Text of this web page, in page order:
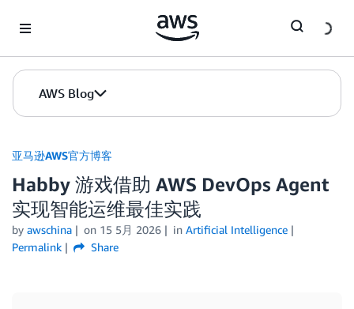
AWS Blog
亚马逊AWS官方博客
Habby 游戏借助 AWS DevOps Agent
实现智能运维最佳实践
by awschina on 15 5月 2026 in Artificial Intelligence
Permalink
Share